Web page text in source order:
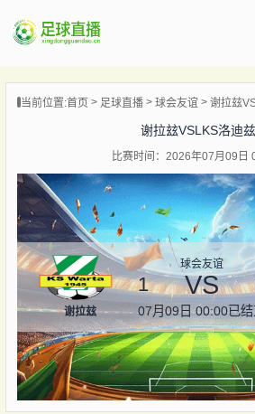
播
闻
当前位置:首页 足球直播 球会友谊 谢拉玆
谢拉玆VSLKS洛迪
比赛时间：2026年07月09日
谢拉玆
球会友谊
1 VS
07月09日 00:00已